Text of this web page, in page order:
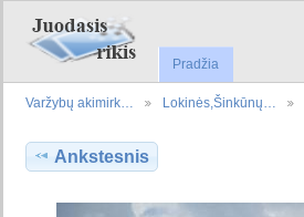
Pradžia
Varžybų akimirk… Lokinės,Šinkūnų…
Ankstesnis